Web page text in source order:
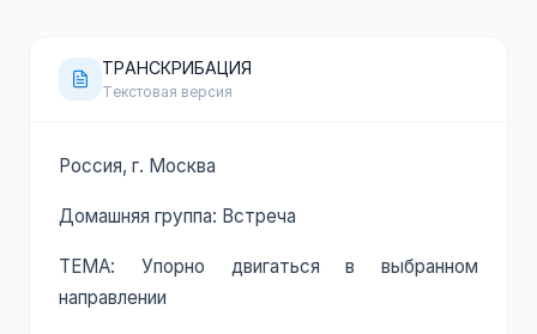
ТРАНСКРИБАЦИЯ
Текстовая версия
Россия, г. Москва
Домашняя группа: Встреча
ТЕМА: Упорно двигаться в выбранном
направлении